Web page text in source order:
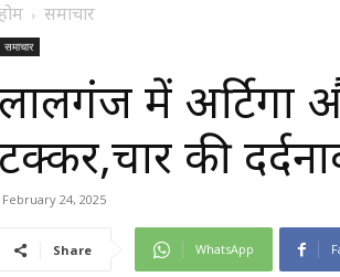
समाचार
समाचार
में अर्टिगा
की
February 24, 2025
Share WhatsApp